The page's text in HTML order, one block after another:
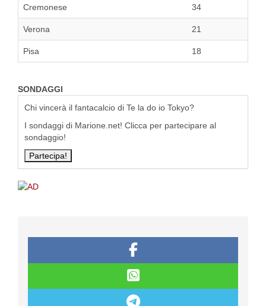
Cremonese 34
Verona 21
Pisa 18
SONDAGGI
Chi vincerà il fantacalcio di Te la do io Tokyo?
I sondaggi di Marione.net! Clicca per partecipare al
sondaggio!